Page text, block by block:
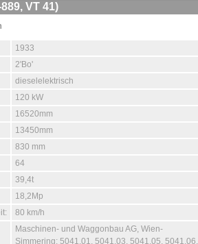
VT 41)
1933
2'Bo'
dieselelektrisch
120 kW
16520mm
13450mm
830 mm
64
39,4t
18,2Mp
80 km/h
Maschinen- und Waggonbau AG, Wien-
Simmering: 5041.01, 5041.03, 5041.05, 5041.06,